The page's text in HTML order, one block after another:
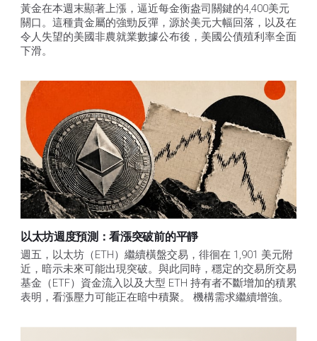
黃金在本週末顯著上漲，逼近每金衡盎司關鍵的4,400美元
關口。這種貴金屬的強勁反彈，源於美元大幅回落，以及在
令人失望的美國非農就業數據公布後，美國公債殖利率全面
下滑。
以太坊週度預測：看漲突破前的平靜
週五，以太坊（ETH）繼續橫盤交易，徘徊在 1,901 美元附
近，暗示未來可能出現突破。與此同時，穩定的交易所交易
基金（ETF）資金流入以及大型 ETH 持有者不斷增加的積累
表明，看漲壓力可能正在暗中積聚。 機構需求繼續增強。